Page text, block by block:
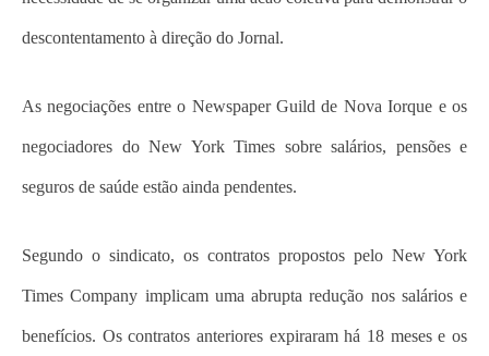
descontentamento à direção do Jornal.
As negociações entre o Newspaper Guild de Nova Iorque e os
negociadores do New York Times sobre salários, pensões e
seguros de saúde estão ainda pendentes.
Segundo o sindicato, os contratos propostos pelo New York
Times Company implicam uma abrupta redução nos salários e
benefícios. Os contratos anteriores expiraram há 18 meses e os